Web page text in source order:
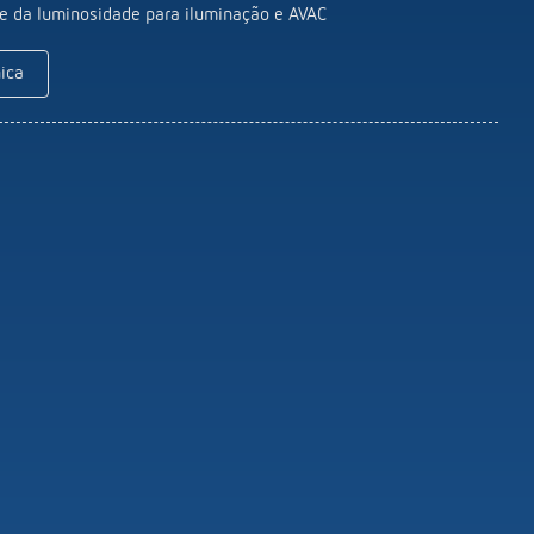
Comando à distância de serviço
Mostrar mais
luminosidade para iluminação e AVAC